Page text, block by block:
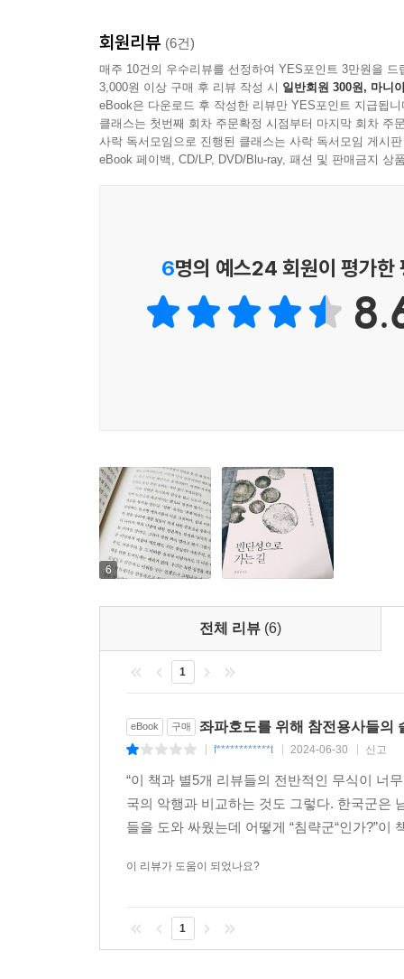
참전용사들의 기억과 약속을 찾아서》는 참전군
왜곡과 강요된 망각, 과도한 국가주의, 인간 경
연구가 참전의 배경과 과정, 영향 등을 정치, 외
참전군인이 스스로 대화의 장으로 나올 것을 권
참전군인들이 왜 베트남 사람들에게 사과하고 용
역사적 사례를 교차해 설명하면서 피해자이자 가
삼을 수 있는지를 탐색한다. 이 책은 여전히 과
새로운 세대를 잇는 새로운 역사 인식의 유의미한
굴욕일 뿐이다.” (본문 272쪽)
베트남전쟁, 역사적 진실의 소로 앞에서
한반도보다 훨씬 오랜 세월 동안 베트남은 식민
점령했다가 다시 종주국이었던 프랑스의 식민지
호찌민H? Chi Minh을 중심으로 한 항불독립운동
후에를 중심으로 옛 베트남 황제 바오다이를 왕
받았고, 그 뒤 군사정권의 역대 대통령이 모두
정권은 폭압과 부패로 이어졌으며 이 때문에
민족해방전선’을 결성하고 투쟁하기에 이른
베트남전쟁은 흔히 ‘베트콩’으로 불리던 남베트
미국이 베트남의 진로에 개입하여 전쟁까지 치
베트남마저 공산화되면 캄보디아와 라오스 등
모든 군사개입을 정당화하는 근거였다. 미국은
공산주의라는 적은 미국의 패권을 정당화하기
미국의 동맹국들마저 이처럼 명분 없는 군사개입
겨우 세출예산을 세우던 가난한 나라, 구호물자
회원리뷰 (6건)
매주 10건의 우수리뷰를 선정하여 YES포인트 3만원을 드
3,000원 이상 구매 후 리뷰 작성 시 일반회원 300원, 마니
eBook은 다운로드 후 작성한 리뷰만 YES포인트 지급됩니
클래스는 첫번째 회차 주문확정 시점부터 마지막 회차 주
사락 독서모임으로 진행된 클래스는 사락 독서모임 게시
eBook 페이백, CD/LP, DVD/Blu-ray, 패션 및 판매금지 상
6명의 예스24 회원이 평가한
6
전체 리뷰 (6)
1
eBook 구매 좌파호도를 위해 참전용사들의
f************t 2024-06-30 신고
“이 책과 별5개 리뷰들의 전반적인 무식이 너
국의 악행과 비교하는 것도 그렇다. 한국군은
들을 도와 싸웠는데 어떻게 “침략군“인가?”이
이 리뷰가 도움이 되었나요?
1